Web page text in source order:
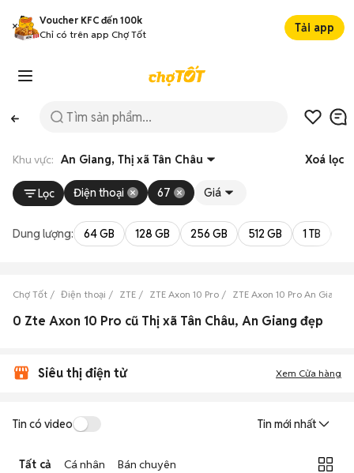
Voucher KFC đến 100k
Chỉ có trên app Chợ Tốt
Tải app
Khu vực: An Giang, Thị xã Tân Châu Xoá lọc
Lọc Điện thoại 67 Giá
Dung lượng: 64 GB 128 GB 256 GB 512 GB 1 TB
Chợ Tốt Điện thoại ZTE ZTE Axon 10 Pro ZTE Axon 10 Pro An Giang
0 Zte Axon 10 Pro cũ Thị xã Tân Châu, An Giang đẹp
Siêu thị điện tử Xem Cửa hàng
Tin có video Tin mới nhất
Tất cả Cá nhân Bán chuyên